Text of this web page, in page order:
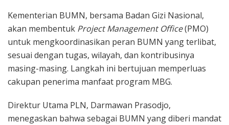
Kementerian BUMN, bersama Badan Gizi Nasional,
akan membentuk Project Management Office(PMO)
untuk mengkoordinasikan peran BUMN yang terlibat,
sesuai dengan tugas, wilayah, dan kontribusinya
masing-masing. Langkah ini bertujuan memperluas
cakupan penerima manfaat program MBG.
Direktur Utama PLN, Darmawan Prasodjo,
menegaskan bahwa sebagai BUMN yang diberi mandat